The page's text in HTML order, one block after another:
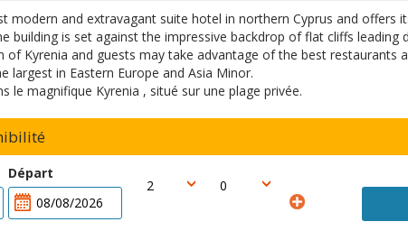
modern and extravagant suite hotel in northern Cyprus and offers
building is set against the impressive backdrop of flat cliffs leading
Kyrenia and guests may take advantage of the best restaurants
largest in Eastern Europe and Asia Minor.
le magnifique Kyrenia , situé sur une plage privée.
Départ